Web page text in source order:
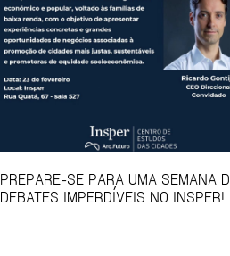
PREPARE-SE PARA UMA SEMANA
DEBATES IMPERDÍVEIS NO INSPER!